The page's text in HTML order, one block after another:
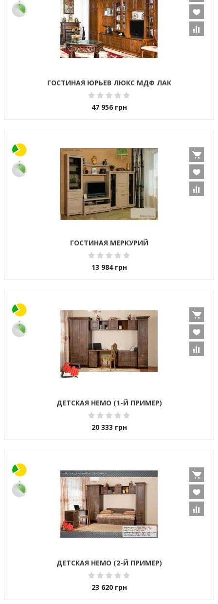
ГОСТИНАЯ ЮРЬЕВ ЛЮКС МДФ ЛАК
47 956 грн
ГОСТИНАЯ МЕРКУРИЙ
13 984 грн
ДЕТСКАЯ НЕМО (1-Й ПРИМЕР)
20 333 грн
ДЕТСКАЯ НЕМО (2-Й ПРИМЕР)
23 620 грн